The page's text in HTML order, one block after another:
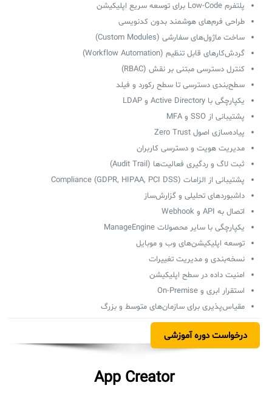
پلتفرم Low-Code برای توسعه سریع اپلیکیشن
طراحی فرم‌های هوشمند بدون کدنویسی
ساخت ماژول‌های سفارشی (Custom Modules)
گردش‌کارهای قابل تنظیم (Workflow Automation)
کنترل دسترسی مبتنی بر نقش (RBAC)
سطح‌بندی دسترسی تا سطح رکورد و فیلد
یکپارچگی با Active Directory و LDAP
پشتیبانی از SSO و MFA
پیاده‌سازی اصول Zero Trust
مدیریت هویت و دسترسی کاربران
ثبت لاگ و ردگیری فعالیت‌ها (Audit Trail)
پشتیبانی از الزامات Compliance (GDPR, HIPAA, PCI DSS)
داشبوردهای تحلیلی و گزارش‌ساز
اتصال به API و Webhook
یکپارچگی با سایر محصولات ManageEngine
توسعه اپلیکیشن‌های وب و موبایل
نسخه‌بندی و مدیریت تغییرات
امنیت داده در سطح اپلیکیشن
استقرار ابری و On-Premise
مقیاس‌پذیری برای سازمان‌های متوسط و بزرگ
درخواست دوره آموزشی
App Creator
◉
ManageEngine Malware Protection Plus
سامانه مدیریت دسترسی ممتاز
سامانه مدیریت و مانیتورینگ شبکه
سامانه آزمون آنلاین